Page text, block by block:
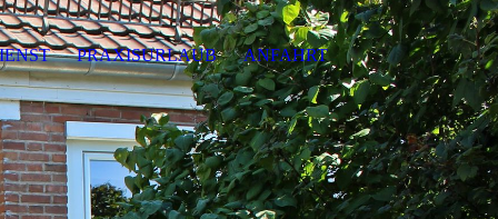
PRAXISURLAUB ANFAHRT